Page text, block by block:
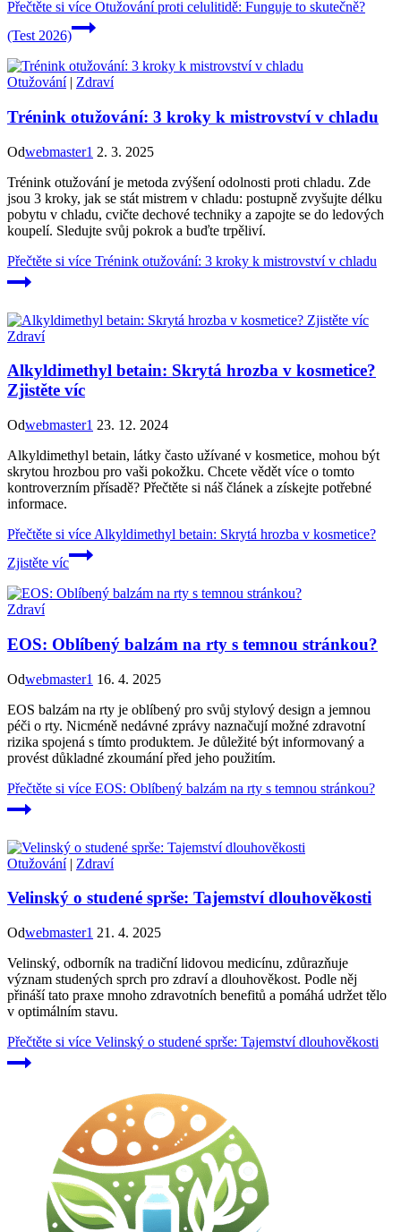
Přečtěte si více Otužování proti celulitidě: Funguje to skutečně?
(Test 2026)
Otužování| Zdraví
Trénink otužování: 3 kroky k mistrovství v chladu
Odwebmaster1 2. 3. 2025
Trénink otužování je metoda zvýšení odolnosti proti chladu. Zde
jsou 3 kroky, jak se stát mistrem v chladu: postupně zvyšujte délku
pobytu v chladu, cvičte dechové techniky a zapojte se do ledových
koupelí. Sledujte svůj pokrok a buďte trpěliví.
Přečtěte si více Trénink otužování: 3 kroky k mistrovství v chladu
Zdraví
Alkyldimethyl betain: Skrytá hrozba v kosmetice?
Zjistěte víc
Odwebmaster1 23. 12. 2024
Alkyldimethyl betain, látky často užívané v kosmetice, mohou být
skrytou hrozbou pro vaši pokožku. Chcete vědět více o tomto
kontroverzním přísadě? Přečtěte si náš článek a získejte potřebné
informace.
Přečtěte si více Alkyldimethyl betain: Skrytá hrozba v kosmetice?
Zjistěte víc
Zdraví
EOS: Oblíbený balzám na rty s temnou stránkou?
Odwebmaster1 16. 4. 2025
EOS balzám na rty je oblíbený pro svůj stylový design a jemnou
péči o rty. Nicméně nedávné zprávy naznačují možné zdravotní
rizika spojená s tímto produktem. Je důležité být informovaný a
provést důkladné zkoumání před jeho použitím.
Přečtěte si více EOS: Oblíbený balzám na rty s temnou stránkou?
Otužování| Zdraví
Velinský o studené sprše: Tajemství dlouhověkosti
Odwebmaster1 21. 4. 2025
Velinský, odborník na tradiční lidovou medicínu, zdůrazňuje
význam studených sprch pro zdraví a dlouhověkost. Podle něj
přináší tato praxe mnoho zdravotních benefitů a pomáhá udržet tělo
v optimálním stavu.
Přečtěte si více Velinský o studené sprše: Tajemství dlouhověkosti